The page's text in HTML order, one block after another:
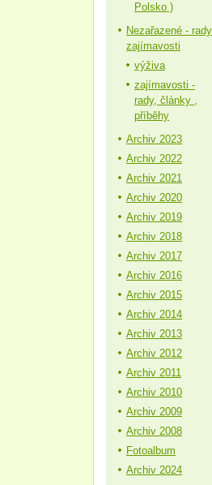
Polsko )
Nezařazené -
zajímavosti
výživa
zajímavosti -
rady, články ,
příběhy
Archiv 2023
Archiv 2022
Archiv 2021
Archiv 2020
Archiv 2019
Archiv 2018
Archiv 2017
Archiv 2016
Archiv 2015
Archiv 2014
Archiv 2013
Archiv 2012
Archiv 2011
Archiv 2010
Archiv 2009
Archiv 2008
Fotoalbum
Archiv 2024